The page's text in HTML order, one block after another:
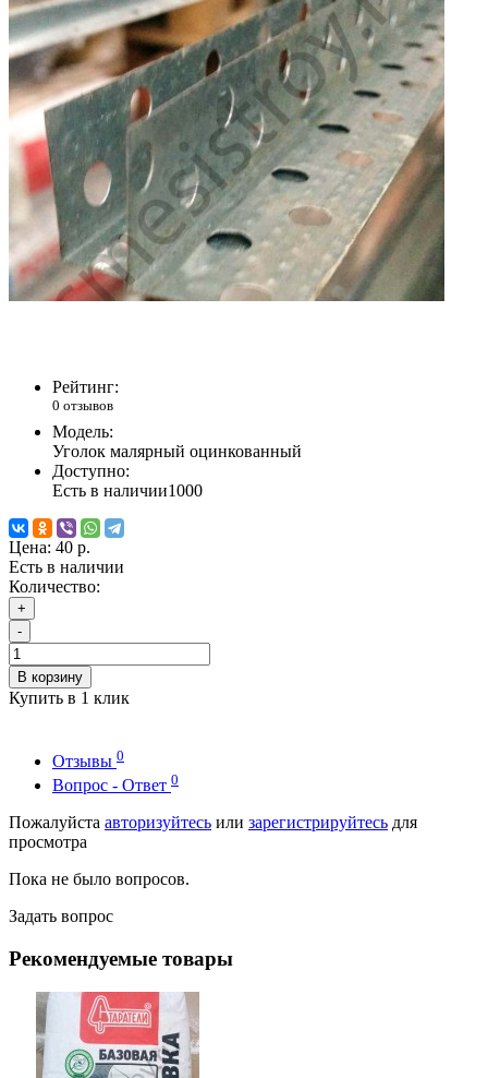
Рейтинг:
0 отзывов
Модель:
Уголок малярный оцинкованный
Доступно:
Есть в наличии1000
Цена: 40 р.
Есть в наличии
Количество:
+
-
В корзину
Купить в 1 клик
Отзывы 0
Вопрос - Ответ 0
Пожалуйста авторизуйтесь или зарегистрируйтесь для
просмотра
Пока не было вопросов.
Задать вопрос
Рекомендуемые товары